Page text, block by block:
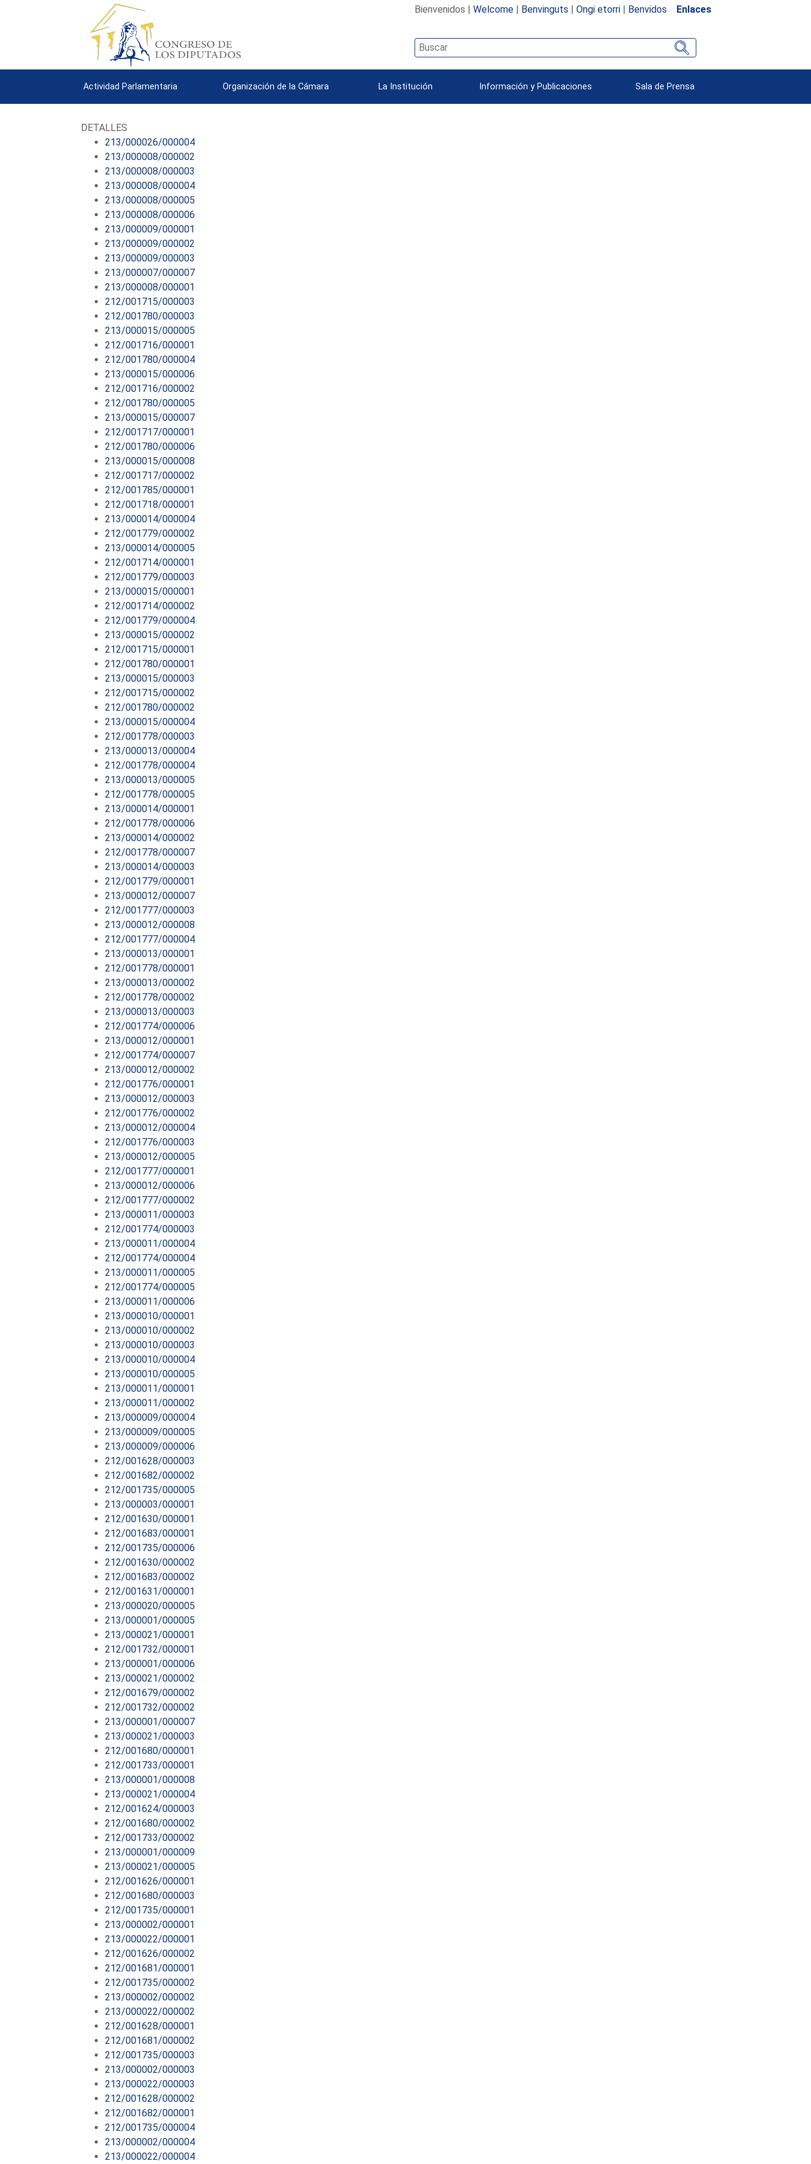
Bienvenidos | Welcome| Benvinguts | Ongi etorri| Benvidos Enlaces
Actividad Parlamentaria Organización de la Cámara La Institución Información y Publicaciones Sala de Prensa
DETALLES
213/000026/000004
213/000008/000002
213/000008/000003
213/000008/000004
213/000008/000005
213/000008/000006
213/000009/000001
213/000009/000002
213/000009/000003
213/000007/000007
213/000008/000001
212/001715/000003
212/001780/000003
213/000015/000005
212/001716/000001
212/001780/000004
213/000015/000006
212/001716/000002
212/001780/000005
213/000015/000007
212/001717/000001
212/001780/000006
213/000015/000008
212/001717/000002
212/001785/000001
212/001718/000001
213/000014/000004
212/001779/000002
213/000014/000005
212/001714/000001
212/001779/000003
213/000015/000001
212/001714/000002
212/001779/000004
213/000015/000002
212/001715/000001
212/001780/000001
213/000015/000003
212/001715/000002
212/001780/000002
213/000015/000004
212/001778/000003
213/000013/000004
212/001778/000004
213/000013/000005
212/001778/000005
213/000014/000001
212/001778/000006
213/000014/000002
212/001778/000007
213/000014/000003
212/001779/000001
213/000012/000007
212/001777/000003
213/000012/000008
212/001777/000004
213/000013/000001
212/001778/000001
213/000013/000002
212/001778/000002
213/000013/000003
212/001774/000006
213/000012/000001
212/001774/000007
213/000012/000002
212/001776/000001
213/000012/000003
212/001776/000002
213/000012/000004
212/001776/000003
213/000012/000005
212/001777/000001
213/000012/000006
212/001777/000002
213/000011/000003
212/001774/000003
213/000011/000004
212/001774/000004
213/000011/000005
212/001774/000005
213/000011/000006
213/000010/000001
213/000010/000002
213/000010/000003
213/000010/000004
213/000010/000005
213/000011/000001
213/000011/000002
213/000009/000004
213/000009/000005
213/000009/000006
212/001628/000003
212/001682/000002
212/001735/000005
213/000003/000001
212/001630/000001
212/001683/000001
212/001735/000006
212/001630/000002
212/001683/000002
212/001631/000001
213/000020/000005
213/000001/000005
213/000021/000001
212/001732/000001
213/000001/000006
213/000021/000002
212/001679/000002
212/001732/000002
213/000001/000007
213/000021/000003
212/001680/000001
212/001733/000001
213/000001/000008
213/000021/000004
212/001624/000003
212/001680/000002
212/001733/000002
213/000001/000009
213/000021/000005
212/001626/000001
212/001680/000003
212/001735/000001
213/000002/000001
213/000022/000001
212/001626/000002
212/001681/000001
212/001735/000002
213/000002/000002
213/000022/000002
212/001628/000001
212/001681/000002
212/001735/000003
213/000002/000003
213/000022/000003
212/001628/000002
212/001682/000001
212/001735/000004
213/000002/000004
213/000022/000004